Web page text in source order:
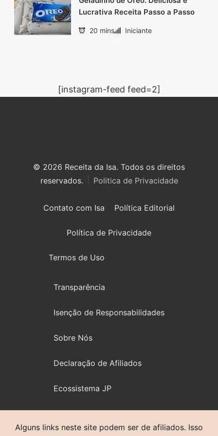
Lucrativa Receita Passo a Passo
20 mins Iniciante
[instagram-feed feed=2]
© 2026 Receita da Isa. Todos os direitos
reservados.
Politica de Privacidade
Contato com Isa Política Editorial
Política de Privacidade
Termos de Uso
Transparência
Isenção de Responsabilidades
Sobre Nós
Declaração de Afiliados
Ecossistema JP
Alguns links neste site podem ser de afiliados. Isso